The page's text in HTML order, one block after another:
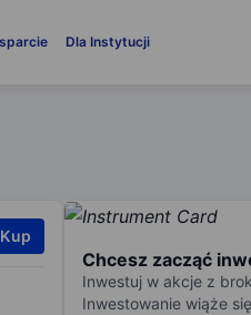
Dla Instytucji
Kup
Chcesz zacząć
Inwestuj w akcje z
Inwestowanie wiąże